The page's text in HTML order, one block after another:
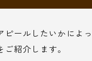
ールしたいかによ
紹介します。